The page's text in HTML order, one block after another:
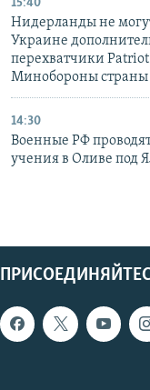
15:40
Нидерланды не
Украине
перехватчики Patriot
Минобороны страны
14:30
Военные РФ
учения в Оливе под